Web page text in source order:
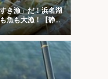
き漁」だ！浜名湖
魚も大漁！【静